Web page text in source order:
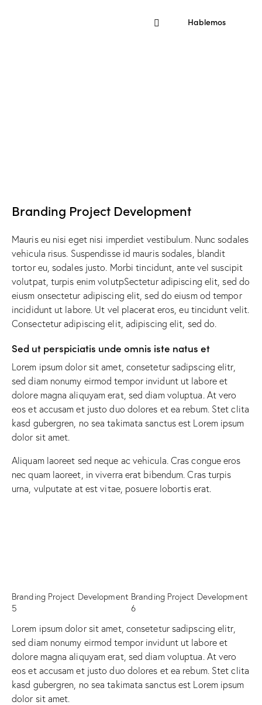
Hablemos
Branding Project Development
Mauris eu nisi eget nisi imperdiet vestibulum. Nunc sodales
vehicula risus. Suspendisse id mauris sodales, blandit
tortor eu, sodales justo. Morbi tincidunt, ante vel suscipit
volutpat, turpis enim volutpSectetur adipiscing elit, sed do
eiusm onsectetur adipiscing elit, sed do eiusm od tempor
incididunt ut labore. Ut vel placerat eros, eu tincidunt velit.
Consectetur adipiscing elit, adipiscing elit, sed do.
Sed ut perspiciatis unde omnis iste natus et
Lorem ipsum dolor sit amet, consetetur sadipscing elitr,
sed diam nonumy eirmod tempor invidunt ut labore et
dolore magna aliquyam erat, sed diam voluptua. At vero
eos et accusam et justo duo dolores et ea rebum. Stet clita
kasd gubergren, no sea takimata sanctus est Lorem ipsum
dolor sit amet.
Aliquam laoreet sed neque ac vehicula. Cras congue eros
nec quam laoreet, in viverra erat bibendum. Cras turpis
urna, vulputate at est vitae, posuere lobortis erat.
Branding Project Development
5
Branding Project Development
6
Lorem ipsum dolor sit amet, consetetur sadipscing elitr,
sed diam nonumy eirmod tempor invidunt ut labore et
dolore magna aliquyam erat, sed diam voluptua. At vero
eos et accusam et justo duo dolores et ea rebum. Stet clita
kasd gubergren, no sea takimata sanctus est Lorem ipsum
dolor sit amet.